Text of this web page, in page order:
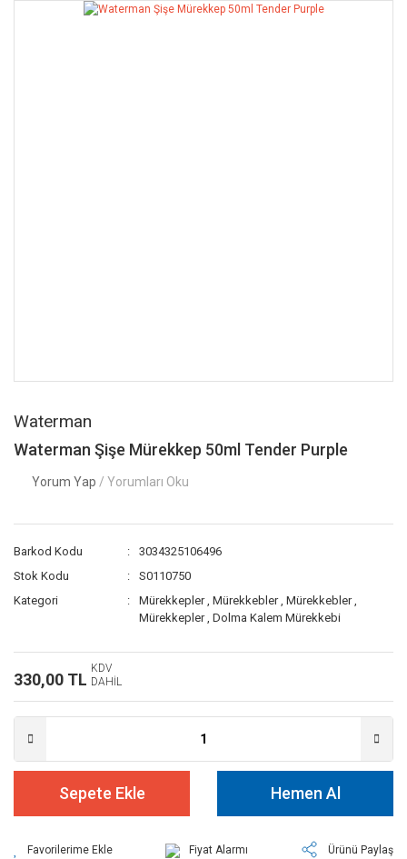
Waterman
Waterman Şişe Mürekkep 50ml Tender Purple
Yorum Yap / Yorumları Oku
Barkod Kodu
3034325106496
Stok Kodu
S0110750
Kategori
Mürekkepler ,Mürekkebler ,Mürekkebler
Mürekkepler ,Dolma Kalem Mürekkebi
330,00 TL
KDV
DAHİL
Sepete Ekle Hemen Al
Fiyat Alarmı
Ürünü Paylaş